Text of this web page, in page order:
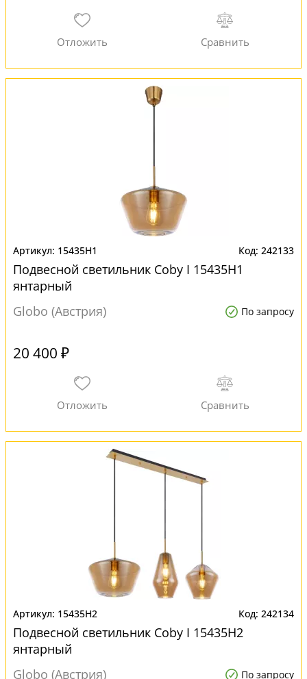
15435H1 242133
Подвесной светильник Coby I 15435H1
янтарный
Globo (Австрия)
По запросу
20 400 ₽
15435H2 242134
Подвесной светильник Coby I 15435H2
янтарный
Globo (Австрия)
По запросу